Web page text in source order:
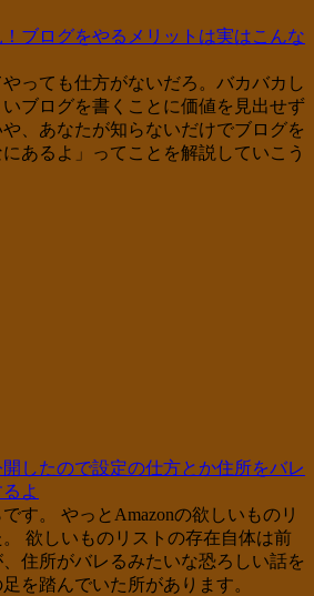
ブログをやるメリットは実はこんな
っても仕方がないだろ。バカバカし
ブログを書くことに価値を見出せず
、あなたが知らないだけでブログを
あるよ」ってことを解説していこう
したので設定の仕方とか住所をバレ
よ
す。 やっとAmazonの欲しいものリ
欲しいものリストの存在自体は前
住所がバレるみたいな恐ろしい話を
を踏んでいた所があります。